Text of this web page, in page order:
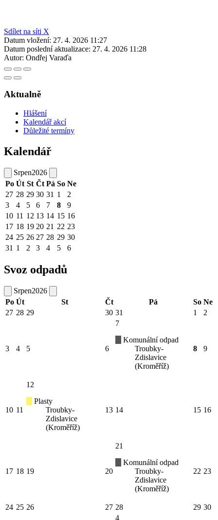
Sdílet na síti X
Datum vložení: 27. 4. 2026 11:27
Datum poslední aktualizace: 27. 4. 2026 11:28
Autor: Ondřej Varaďa
Aktualně
Hlášení
Kalendář akcí
Důležité termíny
Kalendář
Srpen2026
Po Út St Čt Pá So Ne
27 28 29 30 31 1
2
3
4 5 6 7 8
9
10 11 12 13 14 15 16
17 18 19 20 21 22 23
24 25 26 27 28 29 30
31 1 2 3 4 5 6
Svoz odpadů
Srpen2026
Po Út St Čt Pá So Ne
27 28 29 30 31 1 2
3 4 5 6
7
Komunální odpad
Troubky-
Zdislavice
(Kroměříž)
8 9
10 11
12
Plasty
Troubky-
Zdislavice
(Kroměříž)
13 14 15 16
17 18 19 20
21
Komunální odpad
Troubky-
Zdislavice
(Kroměříž)
22 23
24 25 26 27 28 29 30
4